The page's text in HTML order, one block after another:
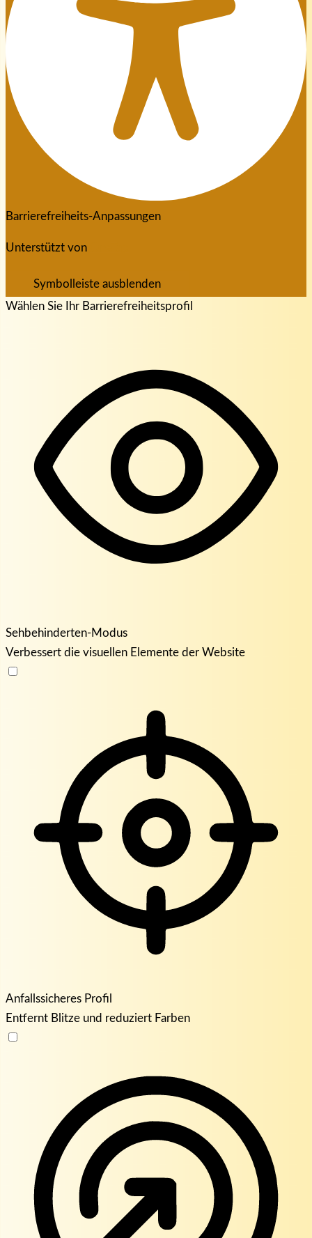
Barrierefreiheits-Anpassungen
Unterstützt von
Symbolleiste ausblenden
Wählen Sie Ihr Barrierefreiheitsprofil
Sehbehinderten-Modus
Verbessert die visuellen Elemente der Website
Anfallssicheres Profil
Entfernt Blitze und reduziert Farben